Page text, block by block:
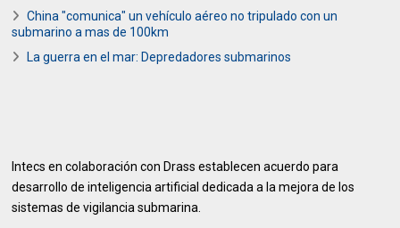
China "comunica" un vehículo aéreo no tripulado con un
submarino a mas de 100km
La guerra en el mar: Depredadores submarinos
Intecs en colaboración con Drass establecen acuerdo para
desarrollo de inteligencia artificial dedicada a la mejora de los
sistemas de vigilancia submarina.